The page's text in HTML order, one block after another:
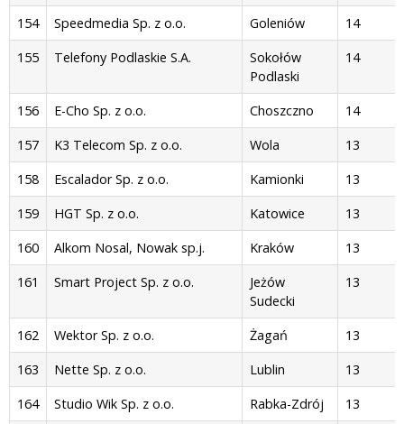
154 Speedmedia Sp. z o.o. Goleniów
14
155
Telefony Podlaskie S.A.
Sokołów
Podlaski
14
156 E-Cho Sp. z o.o. Choszczno
14
157
K3 Telecom Sp. z o.o. Wola
13
158
Escalador Sp. z o.o. Kamionki
13
159
HGT Sp. z o.o. Katowice
13
160
Alkom Nosal, Nowak sp.j. Kraków
13
161
Smart Project Sp. z o.o.
Jeżów
Sudecki
13
162 Wektor Sp. z o.o. Żagań
13
163
Nette Sp. z o.o. Lublin
13
164
Studio Wik Sp. z o.o. Rabka-Zdrój
13